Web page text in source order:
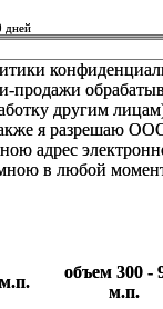
дней
другим
я разрешаю
адрес
в любой
объем 300 -
м.п.